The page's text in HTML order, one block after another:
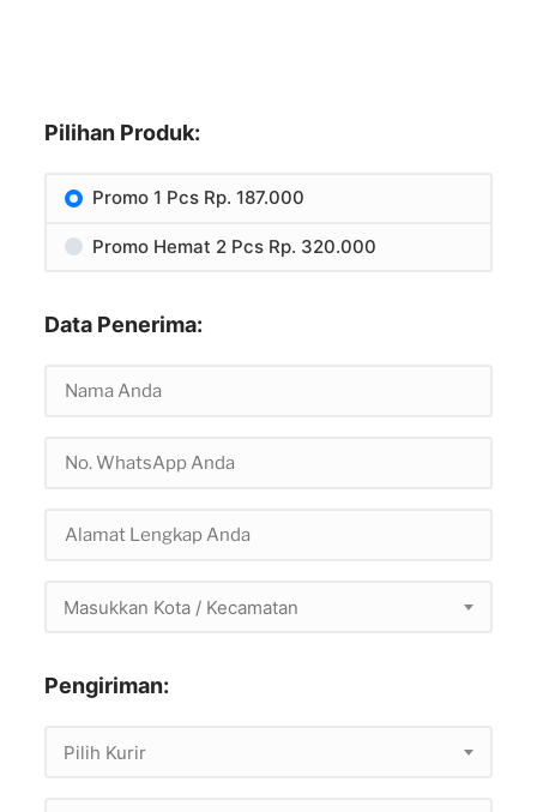
Pilihan Produk:
Promo 1 Pcs Rp. 187.000
Promo Hemat 2 Pcs Rp. 320.000
Data Penerima:
Masukkan Kota / Kecamatan
Pengiriman:
Pilih Kurir